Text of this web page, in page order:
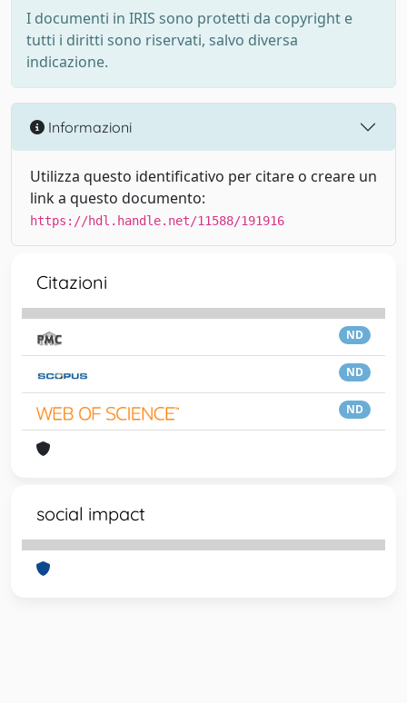
I documenti in IRIS sono protetti da copyright e
tutti i diritti sono riservati, salvo diversa
indicazione.
Informazioni
Utilizza questo identificativo per citare o creare un
link a questo documento:
https://hdl.handle.net/11588/191916
Citazioni
ND
ND
ND
social impact